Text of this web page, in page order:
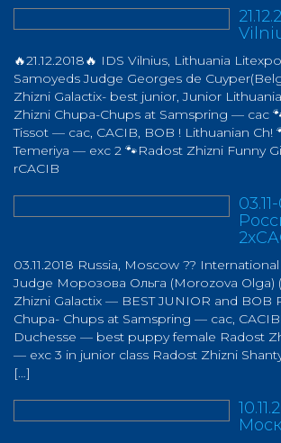
🔥21.12.2018🔥 IDS Vilnius, Lithuania
Samoyeds Judge Georges de
Zhizni Galactix- best junior, Junior
Zhizni Chupa-Chups at Samspring — cac
Tissot — cac, CACIB, BOB ! Lithuanian Ch!
Temeriya — exc 2 🐾Radost Zhizni Funny
rCACIB
03.11.2018 Russia, Moscow ??
Judge Морозова Ольга (Morozova Olga)
Zhizni Galactix — BEST JUNIOR and BOB
Chupa- Chups at Samspring — cac,
Duchesse — best puppy female Radost
— exc 3 in junior class Radost Zhizni
[…]